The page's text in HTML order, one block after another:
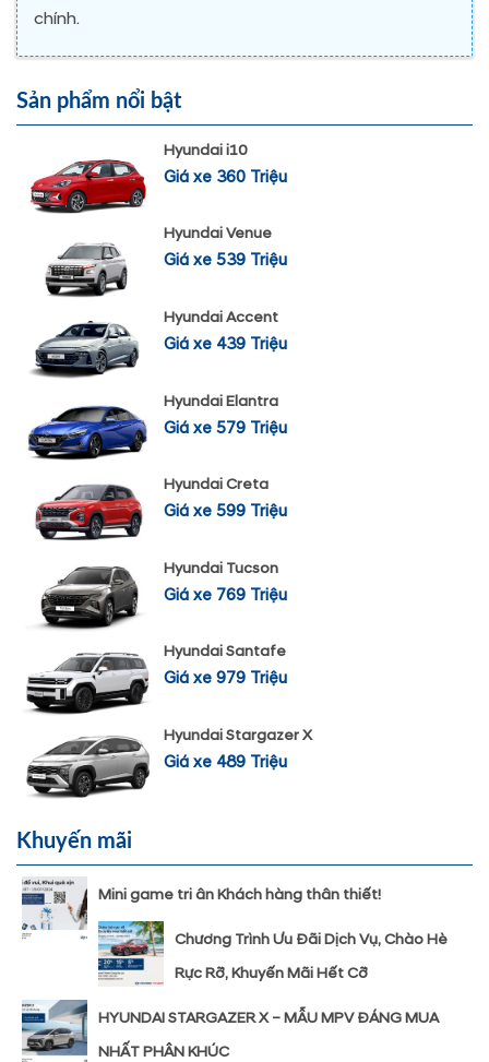
chính.
Sản phẩm nổi bật
Hyundai i10
Giá xe 360 Triệu
Hyundai Venue
Giá xe 539 Triệu
Hyundai Accent
Giá xe 439 Triệu
Hyundai Elantra
Giá xe 579 Triệu
Hyundai Creta
Giá xe 599 Triệu
Hyundai Tucson
Giá xe 769 Triệu
Hyundai Santafe
Giá xe 979 Triệu
Hyundai Stargazer X
Giá xe 489 Triệu
Khuyến mãi
Mini game tri ân Khách hàng thân thiết!
Chương Trình Ưu Đãi Dịch Vụ, Chào Hè
Rực Rỡ, Khuyến Mãi Hết Cỡ
HYUNDAI STARGAZER X – MẪU MPV ĐÁNG MUA
NHẤT PHÂN KHÚC